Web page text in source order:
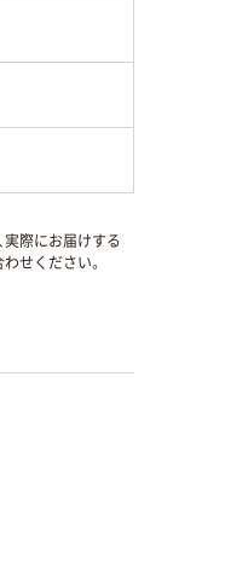
実際にお届けする
せください。